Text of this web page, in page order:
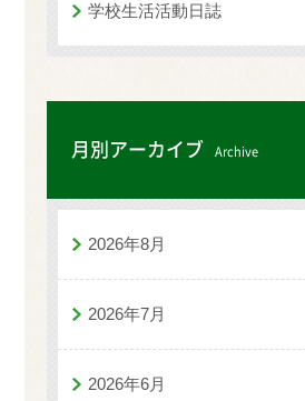
学校生活活動日誌
月別アーカイブ Archive
2026年8月
2026年7月
2026年6月